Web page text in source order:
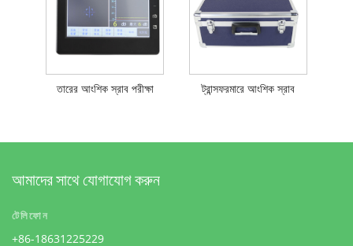
তারের আংশিক স্রাব পরীক্ষা ট্রান্সফরমারে আংশিক স্রাব
আমাদের সাথে যোগাযোগ করুন
টেলিফোন
+86-18631225229